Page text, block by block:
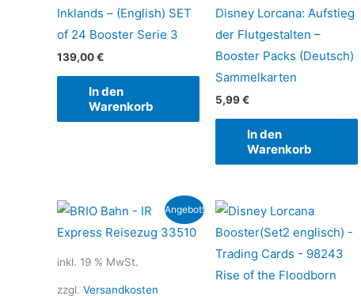
Inklands – (English) SET
of 24 Booster Serie 3
139,00€
In den
Warenkorb
Disney Lorcana: Aufstieg
der Flutgestalten –
Booster Packs (Deutsch)
Sammelkarten
5,99€
In den
Warenkorb
Angebot!
inkl. 19 % MwSt.
zzgl. Versandkosten
Ursprünglicher
Preis
war:
Aktueller
Preis
ist: